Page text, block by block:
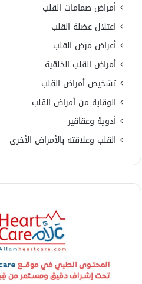
أمراض صمامات القلب
اعتلال عضلة القلب
أعراض مرض القلب
أمراض القلب الخلقية
تشخيص أمراض القلب
الوقاية من أمراض القلب
أدوية وعقاقير
القلب وعلاقته بالأمراض الأخرى